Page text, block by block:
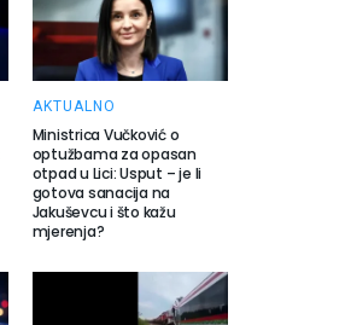
AKTUALNO
Ministrica Vučković o
optužbama za opasan
otpad u Lici: Usput – je li
gotova sanacija na
Jakuševcu i što kažu
mjerenja?